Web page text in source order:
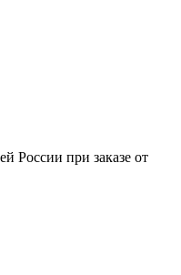
России при заказе от